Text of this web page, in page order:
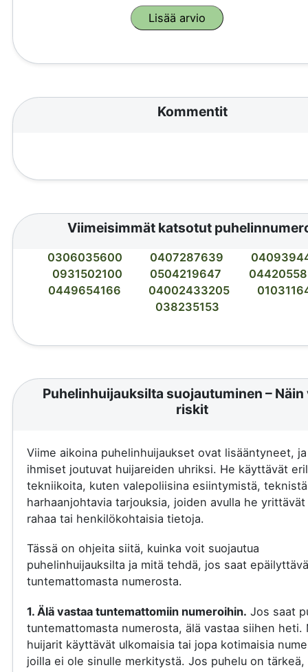
Kommentit
Viimeisimmät katsotut
0306035600 0407287639
0931502100
0504219647
0449654166
04002433205
038235153
Puhelinhuijauksilta suojautuminen – Näin
riskit
Viime aikoina puhelinhuijaukset ovat lisääntyneet,
ihmiset joutuvat huijareiden uhriksi. He käyttävät
tekniikoita, kuten valepoliisina esiintymistä,
harhaanjohtavia tarjouksia, joiden avulla he yrittävät
rahaa tai henkilökohtaisia tietoja.
Tässä on ohjeita siitä, kuinka voit suojautua
puhelinhuijauksilta ja mitä tehdä, jos saat
tuntemattomasta numerosta.
1. Älä vastaa tuntemattomiin numeroihin. Jos saat
tuntemattomasta numerosta, älä vastaa siihen heti.
huijarit käyttävät ulkomaisia tai jopa kotimaisia
joilla ei ole sinulle merkitystä. Jos puhelu on